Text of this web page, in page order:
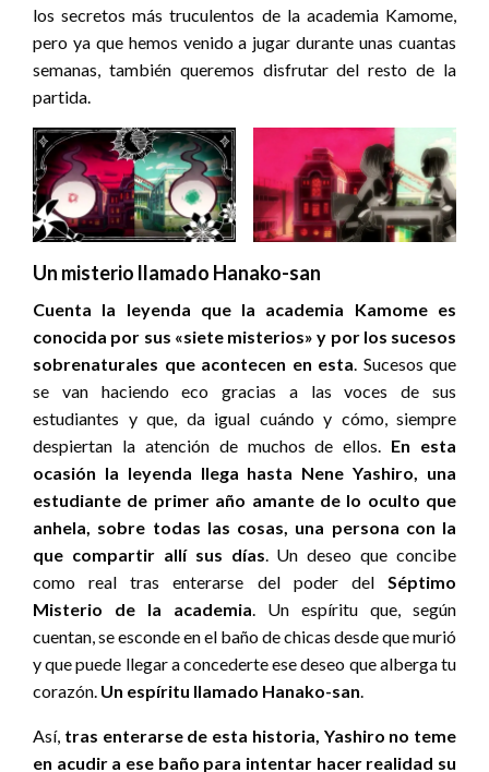
los secretos más truculentos de la academia Kamome,
pero ya que hemos venido a jugar durante unas cuantas
semanas, también queremos disfrutar del resto de la
partida.
Un misterio llamado Hanako-san
Cuenta la leyenda que la academia Kamome es
conocida por sus «siete misterios» y por los sucesos
sobrenaturales que acontecen en esta . Sucesos que
se van haciendo eco gracias a las voces de sus
estudiantes y que, da igual cuándo y cómo, siempre
despiertan la atención de muchos de ellos. En esta
ocasión la leyenda llega hasta Nene Yashiro, una
estudiante de primer año amante de lo oculto que
anhela, sobre todas las cosas, una persona con la
que compartir allí sus días . Un deseo que concibe
como real tras enterarse del poder del Séptimo
Misterio de la academia . Un espíritu que, según
cuentan, se esconde en el baño de chicas desde que murió
y que puede llegar a concederte ese deseo que alberga tu
corazón. Un espíritu llamado Hanako-san
Así, tras enterarse de esta historia, Yashiro no teme
en acudir a ese baño para intentar hacer realidad su